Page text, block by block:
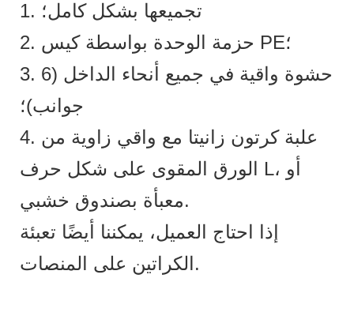
1. تجميعها بشكل كامل؛
2. حزمة الوحدة بواسطة كيس PE؛
3. حشوة واقية في جميع أنحاء الداخل (6
جوانب)؛
4. علبة كرتون زانيتا مع واقي زاوية من
الورق المقوى على شكل حرف L، أو
معبأة بصندوق خشبي.
إذا احتاج العميل، يمكننا أيضًا تعبئة
الكراتين على المنصات.